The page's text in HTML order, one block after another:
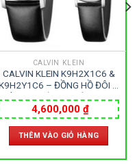
CALVIN KLEIN
CALVIN KLEIN K9H2X1C6 &
– ĐỒNG HỒ ĐÔI –
– SIZE 43&32 MM – MÁY
THUỴ SỸ
4,600,000 ₫
THÊM VÀO GIỎ HÀNG